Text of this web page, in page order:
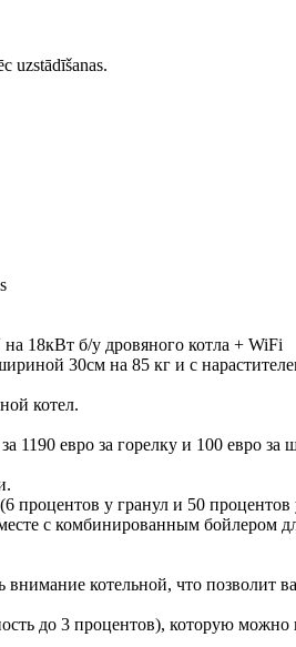
uzstādīšanas.
18кВт б/у дровяного котла + WiFi
30см на 85 кг и с
котел.
1190 евро за горелку и 100 евро за
процентов у гранул и 50 процентов
с комбинированным бойлером
внимание котельной, что позволит
до 3 процентов), которую